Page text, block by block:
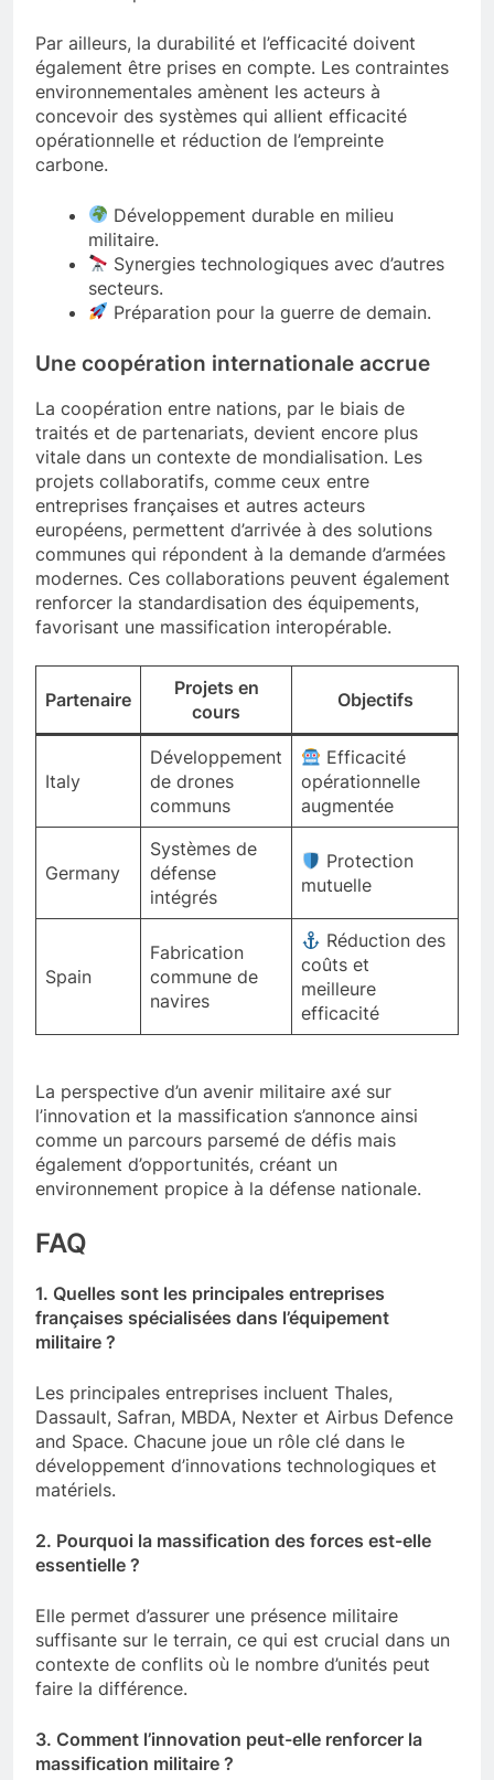
Par ailleurs, la durabilité et l’efficacité doivent
également être prises en compte. Les contraintes
environnementales amènent les acteurs à
concevoir des systèmes qui allient efficacité
opérationnelle et réduction de l’empreinte
Développement durable en milieu
militaire.
Synergies technologiques avec d’autres
secteurs.
Une coopération internationale accrue
La coopération entre nations, par le biais de
traités et de partenariats, devient encore plus
vitale dans un contexte de mondialisation. Les
projets collaboratifs, comme ceux entre
entreprises françaises et autres acteurs
européens, permettent d’arrivée à des solutions
communes qui répondent à la demande d’armées
modernes. Ces collaborations peuvent également
renforcer la standardisation des équipements,
Projets en
cours
Développement
de drones
communs
Efficacité
opérationnelle
augmentée
Systèmes de
défense
intégrés
Protection
Fabrication
commune de
Réduction des
coûts et
meilleure
efficacité
La perspective d’un avenir militaire axé sur
l’innovation et la massification s’annonce ainsi
comme un parcours parsemé de défis mais
également d’opportunités, créant un
FAQ
1. Quelles sont les principales entreprises
françaises spécialisées dans l’équipement
Les principales entreprises incluent Thales,
Dassault, Safran, MBDA, Nexter et Airbus Defence
and Space. Chacune joue un rôle clé dans le
développement d’innovations technologiques et
2. Pourquoi la massification des forces est-elle
Elle permet d’assurer une présence militaire
suffisante sur le terrain, ce qui est crucial dans un
contexte de conflits où le nombre d’unités peut
3. Comment l’innovation peut-elle renforcer la